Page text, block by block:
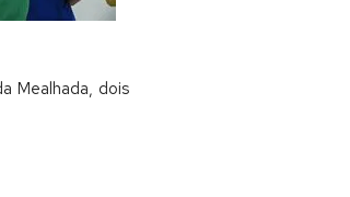
Mealhada, dois